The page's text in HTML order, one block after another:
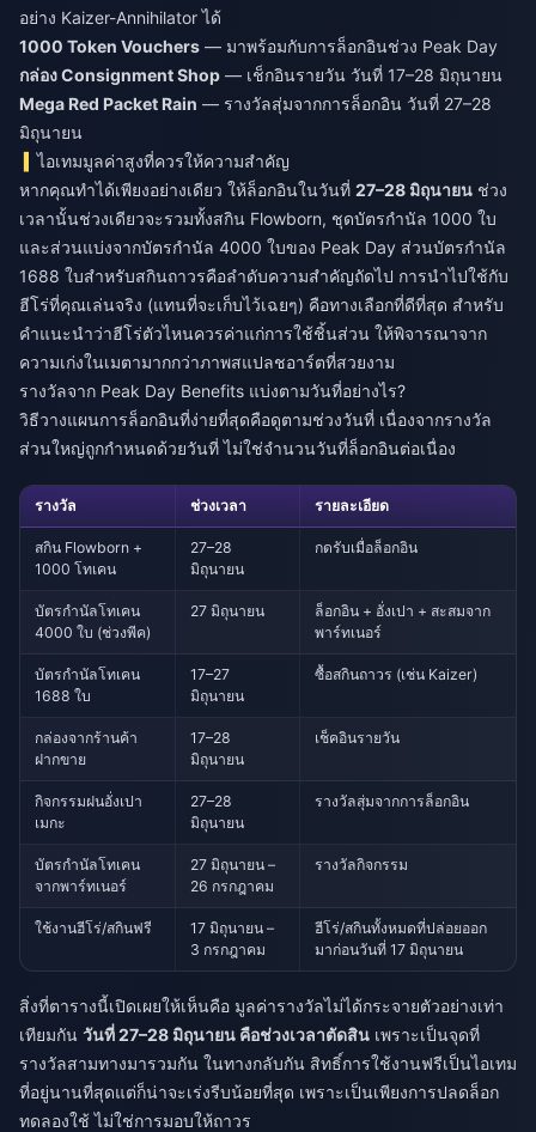
อย่าง Kaizer-Annihilator ได้
1000 Token Vouchers — มาพร้อมกับการล็อกอินช่วง Peak Day
กล่อง Consignment Shop — เช็กอินรายวัน วันที่ 17–28 มิถุนายน
Mega Red Packet Rain — รางวัลสุ่มจากการล็อกอิน วันที่ 27–28
มิถุนายน
ไอเทมมูลค่าสูงที่ควรให้ความสำคัญ
หากคุณทำได้เพียงอย่างเดียว ให้ล็อกอินในวันที่ 27–28 มิถุนายน ช่วง
เวลานั้นช่วงเดียวจะรวมทั้งสกิน Flowborn, ชุดบัตรกำนัล 1000 ใบ
และส่วนแบ่งจากบัตรกำนัล 4000 ใบของ Peak Day ส่วนบัตรกำนัล
1688 ใบสำหรับสกินถาวรคือลำดับความสำคัญถัดไป การนำไปใช้กับ
ฮีโร่ที่คุณเล่นจริง (แทนที่จะเก็บไว้เฉยๆ) คือทางเลือกที่ดีที่สุด สำหรับ
คำแนะนำว่าฮีโร่ตัวไหนควรค่าแก่การใช้ชิ้นส่วน ให้พิจารณาจาก
ความเก่งในเมตามากกว่าภาพสแปลชอาร์ตที่สวยงาม
รางวัลจาก Peak Day Benefits แบ่งตามวันที่อย่างไร?
วิธีวางแผนการล็อกอินที่ง่ายที่สุดคือดูตามช่วงวันที่ เนื่องจากรางวัล
ส่วนใหญ่ถูกกำหนดด้วยวันที่ ไม่ใช่จำนวนวันที่ล็อกอินต่อเนื่อง
รางวัล ช่วงเวลา รายละเอียด
สกิน Flowborn +
1000 โทเคน
27–28
มิถุนายน
กดรับเมื่อล็อกอิน
บัตรกำนัลโทเคน
4000 ใบ (ช่วงพีค)
27 มิถุนายน
ล็อกอิน + อั่งเปา + สะสมจาก
พาร์ทเนอร์
บัตรกำนัลโทเคน
1688 ใบ
17–27
มิถุนายน
ซื้อสกินถาวร (เช่น Kaizer)
กล่องจากร้านค้า
ฝากขาย
17–28
มิถุนายน
เช็คอินรายวัน
กิจกรรมฝนอั่งเปา
เมกะ
27–28
มิถุนายน
รางวัลสุ่มจากการล็อกอิน
บัตรกำนัลโทเคน
จากพาร์ทเนอร์
27 มิถุนายน –
26 กรกฎาคม
รางวัลกิจกรรม
ใช้งานฮีโร่/สกินฟรี
17 มิถุนายน –
3 กรกฎาคม
ฮีโร่/สกินทั้งหมดที่ปล่อยออก
มาก่อนวันที่ 17 มิถุนายน
สิ่งที่ตารางนี้เปิดเผยให้เห็นคือ มูลค่ารางวัลไม่ได้กระจายตัวอย่างเท่า
เทียมกัน วันที่ 27–28 มิถุนายน คือช่วงเวลาตัดสิน เพราะเป็นจุดที่
รางวัลสามทางมารวมกัน ในทางกลับกัน สิทธิ์การใช้งานฟรีเป็นไอเทม
ที่อยู่นานที่สุดแต่ก็น่าจะเร่งรีบน้อยที่สุด เพราะเป็นเพียงการปลดล็อก
ทดลองใช้ ไม่ใช่การมอบให้ถาวร